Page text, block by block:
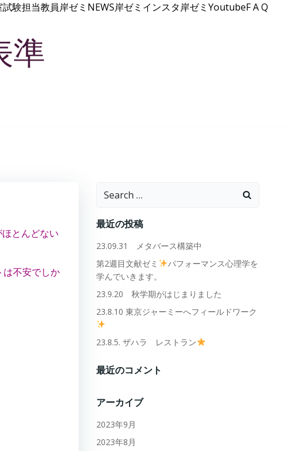
試験担当教員岸ゼミNEWS岸ゼミインスタ岸ゼミYoutubeF A Q
準
とんどない
は不安でしか
Search
最近の投稿
23.09.31 メタバース構築中
第2週目文献ゼミ
パフォーマンス心理学を
学んでいきます。
23.9.20 秋学期がはじまりました
23.8.10 東京ジャーミーへフィールドワーク
23.8.5. ザハラ レストラン
最近のコメント
アーカイブ
2023年9月
2023年8月